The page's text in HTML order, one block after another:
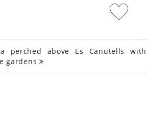
perched above Es Canutells with
gardens